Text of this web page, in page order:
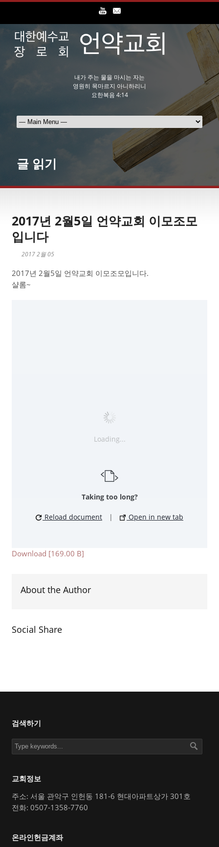
내가 주는 물을 마시는 자는
영원히 목마르지 아니하리니
요한복음 4:14
글 읽기
2017년 2월5일 언약교회 이모조모
입니다
2017 2월 05
2017년 2월5일 언약교회 이모조모입니다.
샬롬~
Loading...
Taking too long?
Reload document | Open in new tab
Download [169.00 B]
About the Author
Social Share
검색하기
교회정보
주소: 서울 관악구 인헌동 181-6 현대아파트상가 301호
전화: 0507-1358-7760
온라인헌금계좌